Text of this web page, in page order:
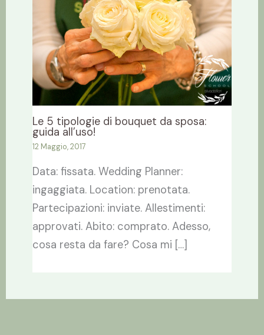
Le 5 tipologie di bouquet da sposa:
guida all’uso!
12 Maggio, 2017
Data: fissata. Wedding Planner:
ingaggiata. Location: prenotata.
Partecipazioni: inviate. Allestimenti:
approvati. Abito: comprato. Adesso,
cosa resta da fare? Cosa mi […]